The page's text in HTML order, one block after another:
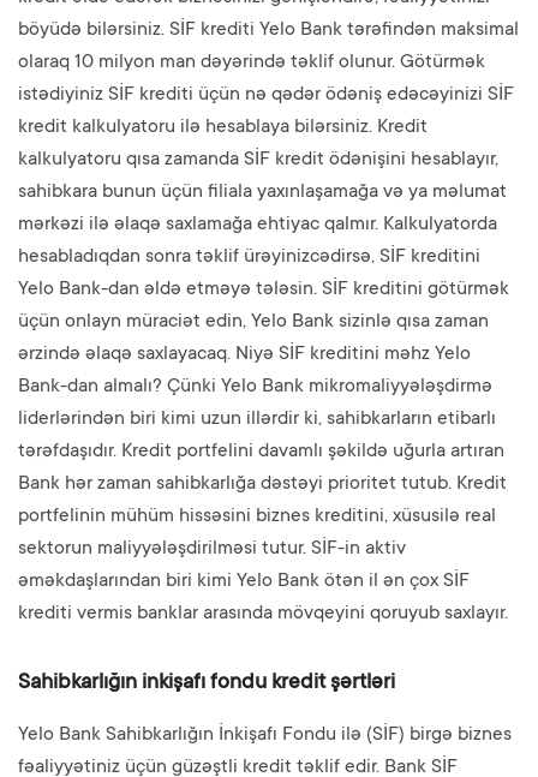
böyüdə bilərsiniz. SİF krediti Yelo Bank tərəfindən maksimal
olaraq 10 milyon man dəyərində təklif olunur. Götürmək
istədiyiniz SİF krediti üçün nə qədər ödəniş edəcəyinizi SİF
kredit kalkulyatoru ilə hesablaya bilərsiniz. Kredit
kalkulyatoru qısa zamanda SİF kredit ödənişini hesablayır,
sahibkara bunun üçün filiala yaxınlaşamağa və ya məlumat
mərkəzi ilə əlaqə saxlamağa ehtiyac qalmır. Kalkulyatorda
hesabladıqdan sonra təklif ürəyinizcədirsə, SİF kreditini
Yelo Bank-dan əldə etməyə tələsin. SİF kreditini götürmək
üçün onlayn müraciət edin, Yelo Bank sizinlə qısa zaman
ərzində əlaqə saxlayacaq. Niyə SİF kreditini məhz Yelo
Bank-dan almalı? Çünki Yelo Bank mikromaliyyələşdirmə
liderlərindən biri kimi uzun illərdir ki, sahibkarların etibarlı
tərəfdaşıdır. Kredit portfelini davamlı şəkildə uğurla artıran
Bank hər zaman sahibkarlığa dəstəyi prioritet tutub. Kredit
portfelinin mühüm hissəsini biznes kreditini, xüsusilə real
sektorun maliyyələşdirilməsi tutur. SİF-in aktiv
əməkdaşlarından biri kimi Yelo Bank ötən il ən çox SİF
krediti vermis banklar arasında mövqeyini qoruyub saxlayır.
Sahibkarlığın inkişafı fondu kredit şərtləri
Yelo Bank Sahibkarlığın İnkişafı Fondu ilə (SİF) birgə biznes
fəaliyyətiniz üçün güzəştli kredit təklif edir. Bank SİF